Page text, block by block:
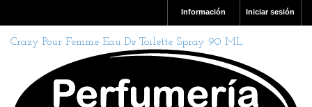
Iniciar sesión
Información
Crazy Pour Femme Eau De Toilette Spray 90 ML